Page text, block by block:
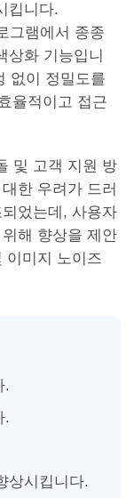
킵니다.
그램에서 종종
상화 기능입니
없이 정밀도를
율적이고 접근
및 고객 지원 방
한 우려가 드러
었는데, 사용자
해 향상을 제안
이미지 노이즈
.
.
상시킵니다.